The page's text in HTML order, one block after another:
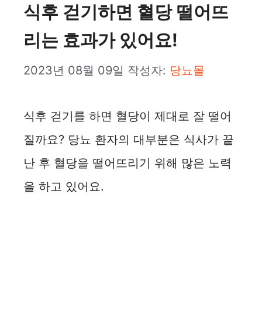
식후 걷기하면 혈당 떨어뜨
리는 효과가 있어요!
2023년 08월 09일 작성자: 당뇨몰
식후 걷기를 하면 혈당이 제대로 잘 떨어
질까요? 당뇨 환자의 대부분은 식사가 끝
난 후 혈당을 떨어뜨리기 위해 많은 노력
을 하고 있어요.